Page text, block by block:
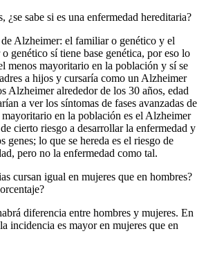
¿se sabe si es una enfermedad hereditaria?
Alzheimer: el familiar o genético y el
genético sí tiene base genética, por eso lo
menos mayoritario en la población y sí se
a hijos y cursaría como un Alzheimer
Alzheimer alrededor de los 30 años, edad
a ver los síntomas de fases avanzadas de
en la población es el Alzheimer
cierto riesgo a desarrollar la enfermedad y
genes; lo que se hereda es el riesgo de
pero no la enfermedad como tal.
cursan igual en mujeres que en hombres?
diferencia entre hombres y mujeres. En
incidencia es mayor en mujeres que en